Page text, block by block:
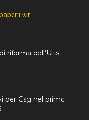
riforma dell’Uits
per Csg nel primo